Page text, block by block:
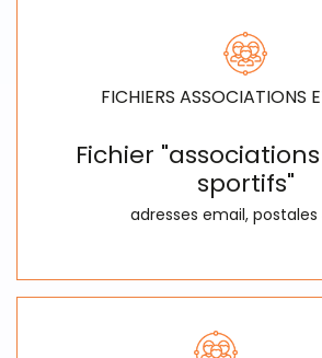
FICHIERS ASSOCIATIONS
Fichier
sportifs"
adresses email, postales